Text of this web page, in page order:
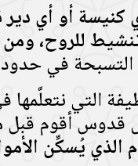
كنيسة أو أي
للروح، ومن
في حدود
التي
أقوم قبل
الذي يُسكِّن